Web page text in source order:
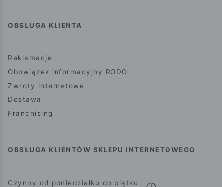
OBSŁUGA KLIENTA
Reklamacje
Obowiązek informacyjny RODO
Zwroty internetowe
Dostawa
Franchising
OBSŁUGA KLIENTÓW SKLEPU INTERNETOWEGO
Czynny od poniedziałku do piątku